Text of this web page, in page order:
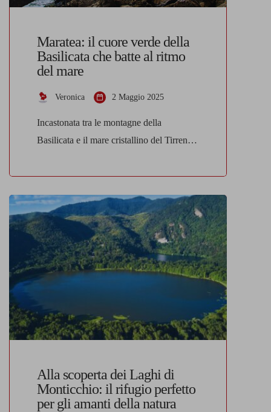
Maratea: il cuore verde della
Basilicata che batte al ritmo
del mare
Veronica 2 Maggio 2025
Incastonata tra le montagne della
Basilicata e il mare cristallino del Tirreno,
tutta la bellezza selvaggia e autentica del
sud Italia. Conosciuta come la “Perla del
Tirreno“, questa affascinante cittadina è il
rifugio ideale per chi cerca una
combinazione perfetta di natura
incontaminata, storia millenaria e
panorami […]
Alla scoperta dei Laghi di
Monticchio: il rifugio perfetto
per gli amanti della natura